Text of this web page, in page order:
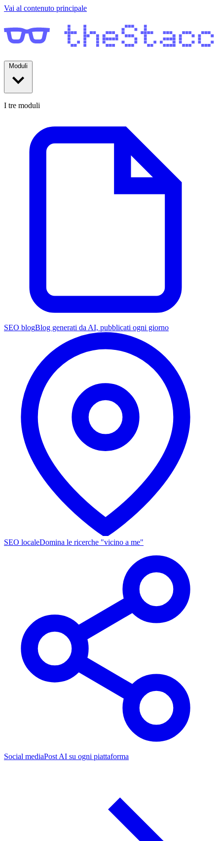
Vai al contenuto principale
I tre moduli
SEO blogBlog generati da AI, pubblicati ogni giorno
SEO localeDomina le ricerche "vicino a me"
Social mediaPost AI su ogni piattaforma